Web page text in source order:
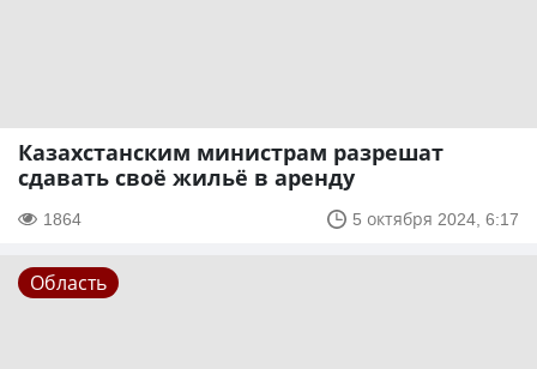
Казахстанским министрам разрешат
сдавать своё жильё в аренду
1864 5 октября 2024, 6:17
Область